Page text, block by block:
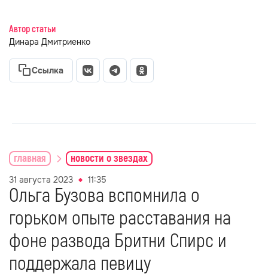
Автор статьи
Динара Дмитриенко
Ссылка
главная новости о звездах
31 августа 2023 11:35
Ольга Бузова вспомнила о
горьком опыте расставания на
фоне развода Бритни Спирс и
поддержала певицу